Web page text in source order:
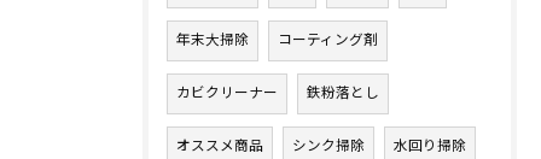
年末大掃除 コーティング剤
カビクリーナー 鉄粉落とし
オススメ商品 シンク掃除 水回り掃除